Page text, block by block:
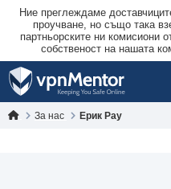
Ние преглеждаме
проучване, но също така
партньорските ни комисиони
собственост на нашата
За нас Ерик Рау